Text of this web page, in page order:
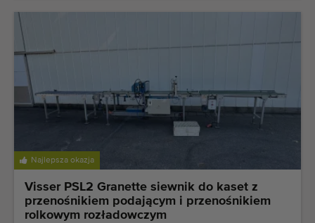
Najlepsza okazja
Visser PSL2 Granette siewnik do kaset z
przenośnikiem podającym i przenośnikiem
rolkowym rozładowczym